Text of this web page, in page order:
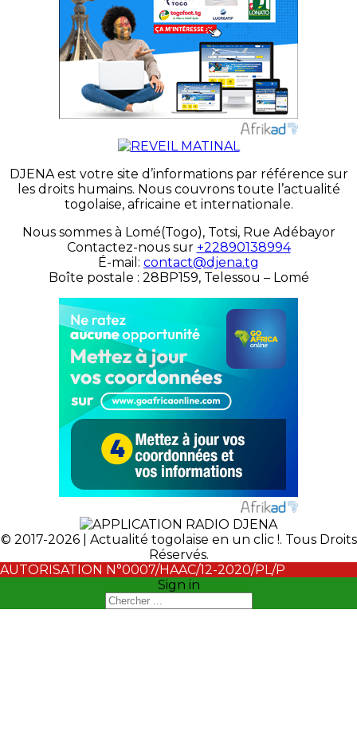
DJENA est votre site d’informations par référence sur
les droits humains. Nous couvrons toute l’actualité
togolaise, africaine et internationale.
Nous sommes à Lomé(Togo), Totsi, Rue Adébayor
Contactez-nous sur +22890138994
É-mail: contact@djena.tg
Boîte postale : 28BP159, Telessou – Lomé
© 2017-2026 | Actualité togolaise en un clic !. Tous Droits
Réservés.
AUTORISATION N°0007/HAAC/12-2020/PL/P
Sign in